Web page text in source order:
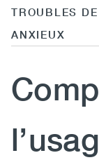
(CCSA)
Utility
(CCSA)
Publications
Données
TROUBLES
ANXIEUX